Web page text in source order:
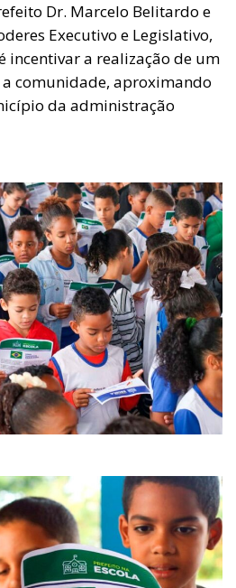
Dr. Marcelo Belitardo e
Executivo e Legislativo,
incentivar a realização de um
comunidade, aproximando
da administração